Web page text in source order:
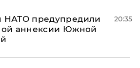
НАТО предупредили
аннексии Южной
20:35